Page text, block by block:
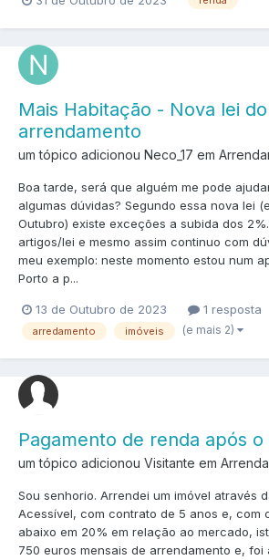
Mais Habitação - Nova lei do
arrendamento
um tópico adicionou Neco_17 em
Boa tarde, será que alguém me pode
algumas dúvidas? Segundo essa nova lei
Outubro) existe exceções a subida dos
artigos/lei e mesmo assim continuo com
meu exemplo: neste momento estou num
Porto a p...
13 de Outubro de 2023 1 resposta
arredamento imóveis (e mais 2)
Pagamento de renda após o
um tópico adicionou Visitante em
Sou senhorio. Arrendei um imóvel através
Acessível, com contrato de 5 anos e, com
abaixo em 20% em relação ao mercado,
750 euros mensais de arrendamento e, foi